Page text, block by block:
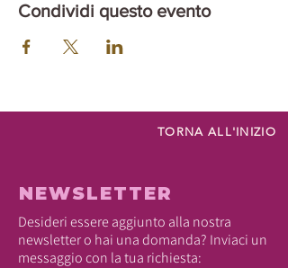
Condividi questo evento
TORNA ALL'INIZIO
NEWSLETTER
Desideri essere aggiunto alla nostra
newsletter o hai una domanda? Inviaci un
messaggio con la tua richiesta: